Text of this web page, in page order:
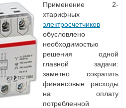
Применение 2-
хтарифных
электросчетчиков
обусловлено
необходимостью
решения одной
главной задачи:
заметно сократить
финансовые расходы
на оплату
потребленной